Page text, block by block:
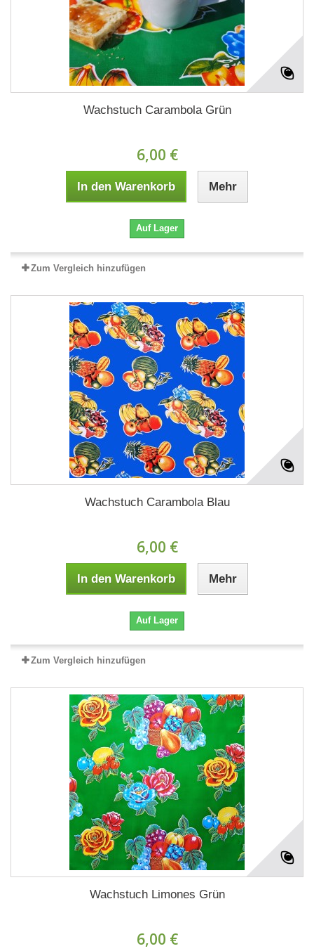
Wachstuch Carambola Grün
6,00 €
In den Warenkorb Mehr
Auf Lager
Zum Vergleich hinzufügen
Wachstuch Carambola Blau
6,00 €
In den Warenkorb Mehr
Auf Lager
Zum Vergleich hinzufügen
Wachstuch Limones Grün
6,00 €